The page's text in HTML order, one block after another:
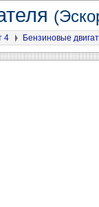
4 Бензиновые